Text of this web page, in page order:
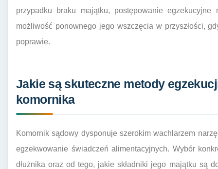
przypadku braku majątku, postępowanie
możliwość ponownego jego wszczęcia w przyszłości,
poprawie.
Jakie są skuteczne metody
komornika
Komornik sądowy dysponuje szerokim wachlarzem
egzekwowanie świadczeń alimentacyjnych. Wybór
dłużnika oraz od tego, jakie składniki jego majątku są